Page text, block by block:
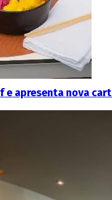
e apresenta nova